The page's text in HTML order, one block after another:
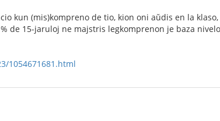
kun (mis)kompreno de tio, kion oni aŭdis en la
de 15-jaruloj ne majstris legkomprenon je baza
1054671681.html